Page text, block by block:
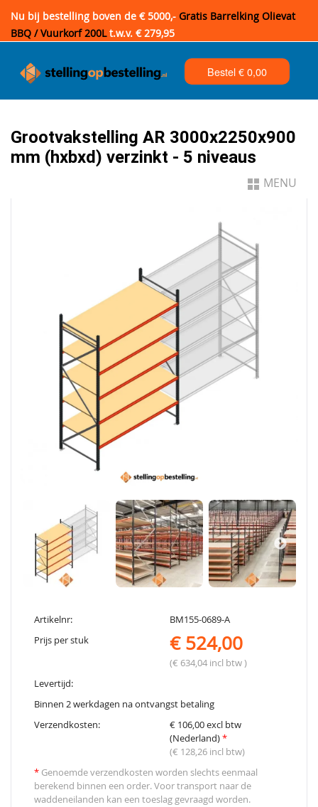
Nu bij bestelling boven de € 5000,- Gratis Barrelking Olievat
BBQ / Vuurkorf 200Lt.w.v. € 279,95
Bestel €0,00
Grootvakstelling AR 3000x2250x900
mm (hxbxd) verzinkt - 5 niveaus
MENU
Artikelnr:
BM155-0689-A
Prijs per stuk
€ 524,00
(€ 634,04 incl btw )
Levertijd:
Binnen 2 werkdagen na ontvangst betaling
Verzendkosten:
€ 106,00 excl btw
(Nederland)*
(€ 128,26 incl btw)
* Genoemde verzendkosten worden slechts eenmaal
berekend binnen een order. Voor transport naar de
waddeneilanden kan een toeslag gevraagd worden.